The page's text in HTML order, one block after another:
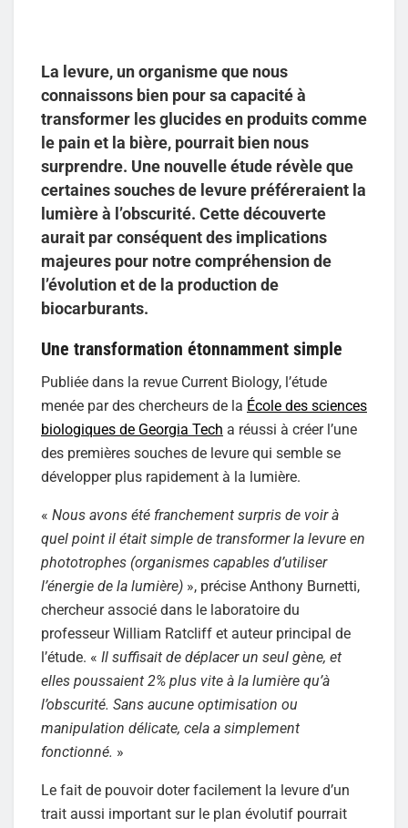
La levure, un organisme que nous
connaissons bien pour sa capacité à
transformer les glucides en produits comme
le pain et la bière, pourrait bien nous
surprendre. Une nouvelle étude révèle que
certaines souches de levure préféreraient la
lumière à l’obscurité. Cette découverte
aurait par conséquent des implications
majeures pour notre compréhension de
l’évolution et de la production de
biocarburants.
Une transformation étonnamment simple
Publiée dans la revue Current Biology, l’étude
menée par des chercheurs de la École des sciences
biologiques de Georgia Tech a réussi à créer l’une
des premières souches de levure qui semble se
développer plus rapidement à la lumière.
« Nous avons été franchement surpris de voir à
quel point il était simple de transformer la levure en
phototrophes (organismes capables d’utiliser
l’énergie de la lumière) », précise Anthony Burnetti,
chercheur associé dans le laboratoire du
professeur William Ratcliff et auteur principal de
l’étude. « Il suffisait de déplacer un seul gène, et
elles poussaient 2% plus vite à la lumière qu’à
l’obscurité. Sans aucune optimisation ou
manipulation délicate, cela a simplement
fonctionné. »
Le fait de pouvoir doter facilement la levure d’un
trait aussi important sur le plan évolutif pourrait